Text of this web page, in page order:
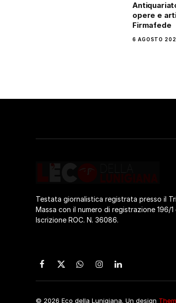
opere e
Firmafede
6 AGOSTO
Testata giornalistica registrata presso il
Massa con il numero di registrazione 196/1
Iscrizione ROC. N. 36086.
Facebook
X
(Twitter)
WhatsApp
Instagram
LinkedIn
© 2026 Eco della Lunigiana. Un design